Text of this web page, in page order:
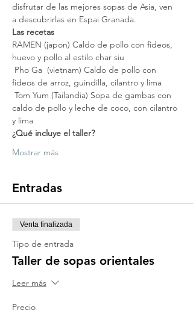
disfrutar de las mejores sopas de Asia, ven
a descubrirlas en Espai Granada.
Las recetas
RAMEN (japon) Caldo de pollo con fideos,
huevo y pollo al estilo char siu
fideos de arroz, guindilla, cilantro y lima
caldo de pollo y leche de coco, con cilantro
y lima
¿Qué incluye el taller?
Mostrar más
Entradas
Venta finalizada
Tipo de entrada
Taller de sopas orientales
Leer más
Precio